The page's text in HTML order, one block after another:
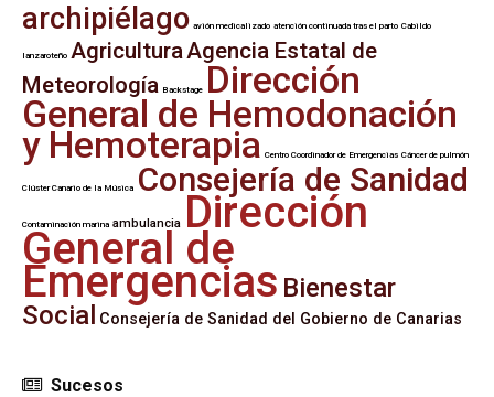
archipiélago avión medicalizado atención continuada tras el parto Cabildo
lanzaroteño AgriculturaAgencia Estatal de
Meteorología Backstage Dirección
General de Hemodonación
y Hemoterapia Centro Coordinador de Emergencias Cáncer de pulmón
Clúster Canario de la Música Consejería de Sanidad
Contaminación marina ambulancia Dirección
General de
Emergencias Bienestar
Social Consejería de Sanidad del Gobierno de Canarias
Sucesos